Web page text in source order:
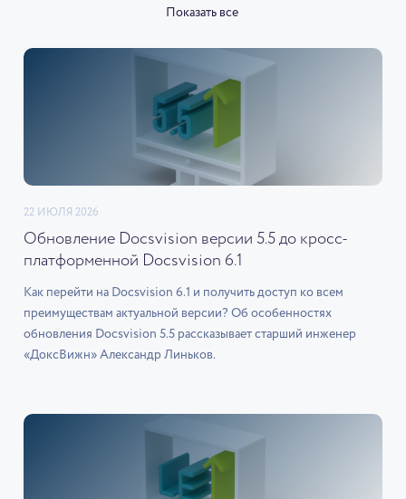
Показать все
22 ИЮЛЯ 2026
Обновление Docsvision версии 5.5 до кросс-
платформенной Docsvision 6.1
Как перейти на Docsvision 6.1 и получить доступ ко всем
преимуществам актуальной версии? Об особенностях
обновления Docsvision 5.5 рассказывает старший инженер
«ДоксВижн» Александр Линьков.